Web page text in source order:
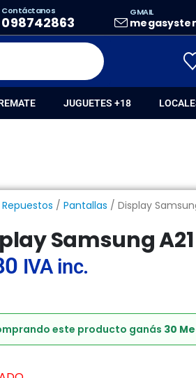
Contáctanos
098742863
GMAIL
JUGUETES +18
Repuestos / Pantallas / Display
Samsung A21
IVA inc.
este producto ganás 30